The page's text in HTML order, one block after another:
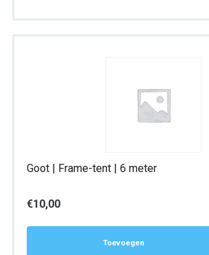
Goot | Frame-tent | 6 meter
€10,00
Toevoegen